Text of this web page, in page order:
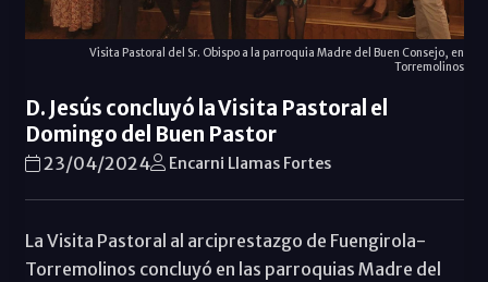
Visita Pastoral del Sr. Obispo a la parroquia Madre del Buen Consejo, en
Torremolinos
D. Jesús concluyó la Visita Pastoral el
Domingo del Buen Pastor
23/04/2024 Encarni Llamas Fortes
La Visita Pastoral al arciprestazgo de Fuengirola-
Torremolinos concluyó en las parroquias Madre del